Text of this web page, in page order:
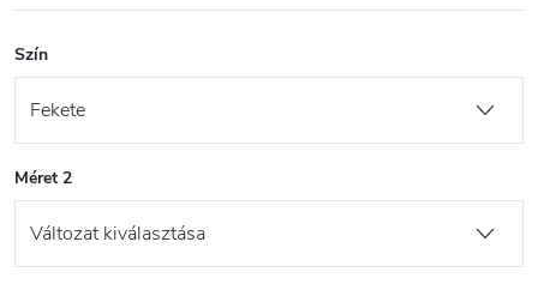
Szín
Méret 2